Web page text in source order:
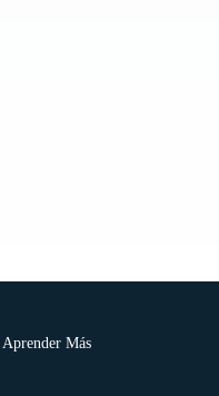
Aprender Más